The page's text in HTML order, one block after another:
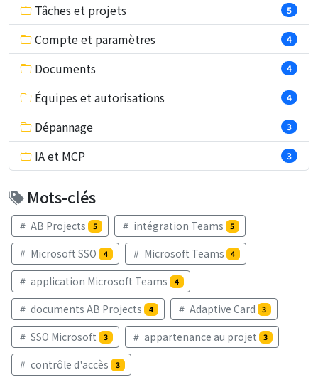
Tâches et projets 5
Compte et paramètres 4
Documents 4
Équipes et autorisations 4
Dépannage 3
IA et MCP 3
Mots-clés
AB Projects 5 intégration Teams 5
Microsoft SSO 4 Microsoft Teams 4
application Microsoft Teams 4
documents AB Projects 4 Adaptive Card 3
SSO Microsoft 3 appartenance au projet 3
contrôle d'accès 3